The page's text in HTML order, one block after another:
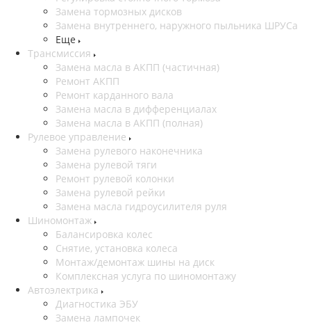
Замена тормозных дисков
Замена внутреннего, наружного пыльника ШРУСа
Еще
Трансмиссия
Замена масла в АКПП (частичная)
Ремонт АКПП
Ремонт карданного вала
Замена масла в дифференциалах
Замена масла в АКПП (полная)
Рулевое управление
Замена рулевого наконечника
Замена рулевой тяги
Ремонт рулевой колонки
Замена рулевой рейки
Замена масла гидроусилителя руля
Шиномонтаж
Балансировка колес
Снятие, установка колеса
Монтаж/демонтаж шины на диск
Комплексная услуга по шиномонтажу
Автоэлектрика
Диагностика ЭБУ
Замена лампочек